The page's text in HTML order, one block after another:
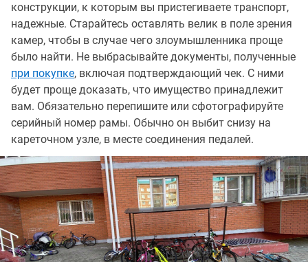
конструкции, к которым вы пристегиваете транспорт,
надежные. Старайтесь оставлять велик в поле зрения
камер, чтобы в случае чего злоумышленника проще
было найти. Не выбрасывайте документы, полученные
при покупке, включая подтверждающий чек. С ними
будет проще доказать, что имущество принадлежит
вам. Обязательно перепишите или сфотографируйте
серийный номер рамы. Обычно он выбит снизу на
кареточном узле, в месте соединения педалей.